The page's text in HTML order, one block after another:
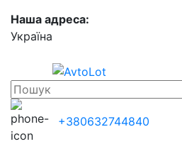
Наша адреса:
Українa
+380632744840